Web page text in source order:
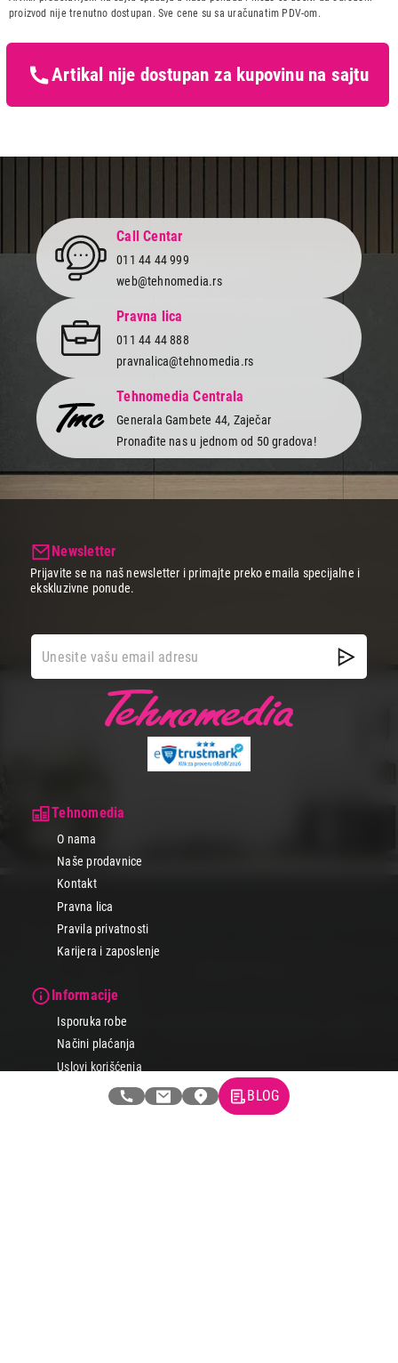
Zemlja porekla:
Kina
kupaca po osnovu zakona o
proizvod nije trenutno dostupan. Sve cene su sa uračunatim PDV-om.
Artikal nije dostupan za kupovinu na sajtu
Call Centar
011 44 44 999
web@tehnomedia.rs
Pravna lica
011 44 44 888
pravnalica@tehnomedia.rs
Tehnomedia Centrala
Generala Gambete 44, Zaječar
Pronađite nas u jednom od 50 gradova!
Tehnomedia
O nama
Naše prodavnice
Kontakt
Pravna lica
Pravila privatnosti
Karijera i zaposlenje
Informacije
Isporuka robe
Načini plaćanja
Uslovi korišćenja
Tax Free kupovina
Newsletter
Prijavite se na naš newsletter i primajte preko emaila specijalne i
ekskluzivne ponude.
BLOG